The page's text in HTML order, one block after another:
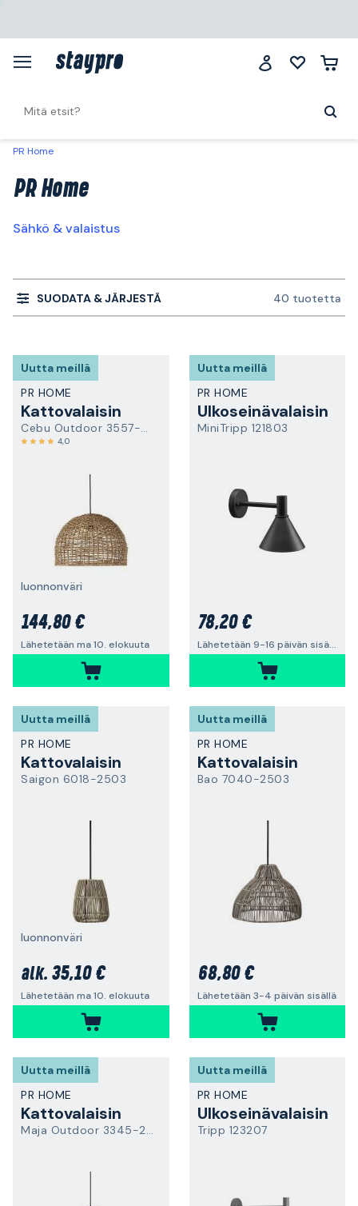
PR Home
PR Home
Sähkö & valaistus
SUODATA & JÄRJESTÄ 40 tuotetta
Uutta meillä
PR HOME
Kattovalaisin
Cebu Outdoor 3557-2503
4,0
luonnonväri
144,80 €
Lähetetään ma 10. elokuuta
Uutta meillä
PR HOME
Ulkoseinävalaisin
MiniTripp 121803
78,20 €
Lähetetään 9-16 päivän sisällä
Uutta meillä
PR HOME
Kattovalaisin
Saigon 6018-2503
luonnonväri
alk. 35,10 €
Lähetetään ma 10. elokuuta
Uutta meillä
PR HOME
Kattovalaisin
Bao 7040-2503
68,80 €
Lähetetään 3-4 päivän sisällä
Uutta meillä
PR HOME
Kattovalaisin
Maja Outdoor 3345-2503
Uutta meillä
PR HOME
Ulkoseinävalaisin
Tripp 123207